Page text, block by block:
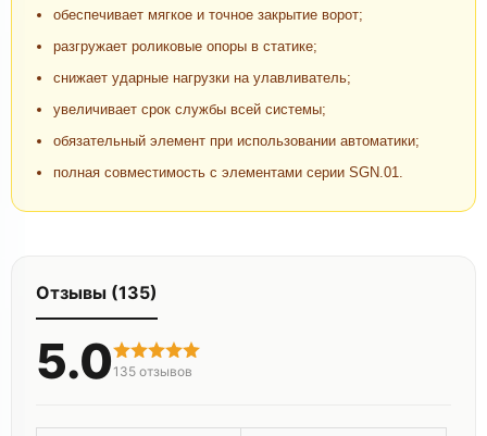
обеспечивает мягкое и точное закрытие ворот;
разгружает роликовые опоры в статике;
снижает ударные нагрузки на улавливатель;
увеличивает срок службы всей системы;
обязательный элемент при использовании автоматики;
полная совместимость с элементами серии SGN.01.
Отзывы (135)
5.0 135 отзывов